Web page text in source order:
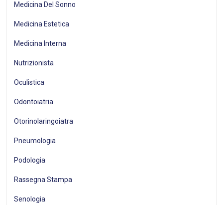
Medicina Del Sonno
Medicina Estetica
Medicina Interna
Nutrizionista
Oculistica
Odontoiatria
Otorinolaringoiatra
Pneumologia
Podologia
Rassegna Stampa
Senologia